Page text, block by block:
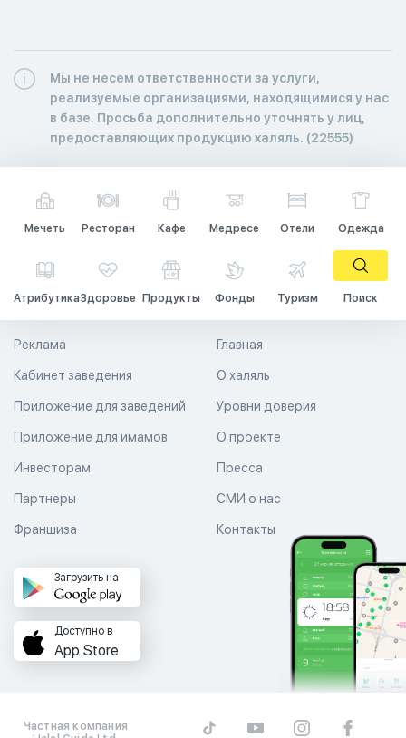
Мы не несем ответственности за услуги,
реализуемые организациями, находящимися у нас
в базе. Просьба дополнительно уточнять у лиц,
предоставляющих продукцию халяль. (22555)
Мечеть Ресторан Кафе Медресе Отели Одежда
АтрибутикаЗдоровье Продукты Фонды Туризм Поиск
Главная
О халяль
Уровни доверия
Реклама
Кабинет заведения
Приложение для заведений
Приложение для имамов О проекте
Пресса
СМИ о нас
Контакты
Инвесторам
Партнеры
Франшиза
Загрузить на
Доступно в
App Store
Частная компания